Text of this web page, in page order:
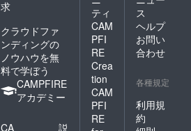
求
クラウドファ
ンディングの
ノウハウを無
料で学ぼう
CAMPFIRE
アカデミー
CA
説
ティ
CAM
PFI
RE
Crea
tion
CAM
PFI
RE
ス
ヘルプ
お問い
合わせ
各種規定
利用規
約